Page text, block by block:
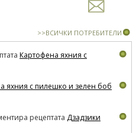
>>ВСИЧКИ ПОТРЕБИТЕЛИ
Картофена яхния с
яхния с пилешко и зелен боб
рецептата Дзадзики